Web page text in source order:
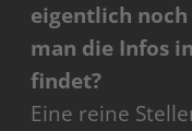
eigentlich
man die Infos
findet?
Eine reine